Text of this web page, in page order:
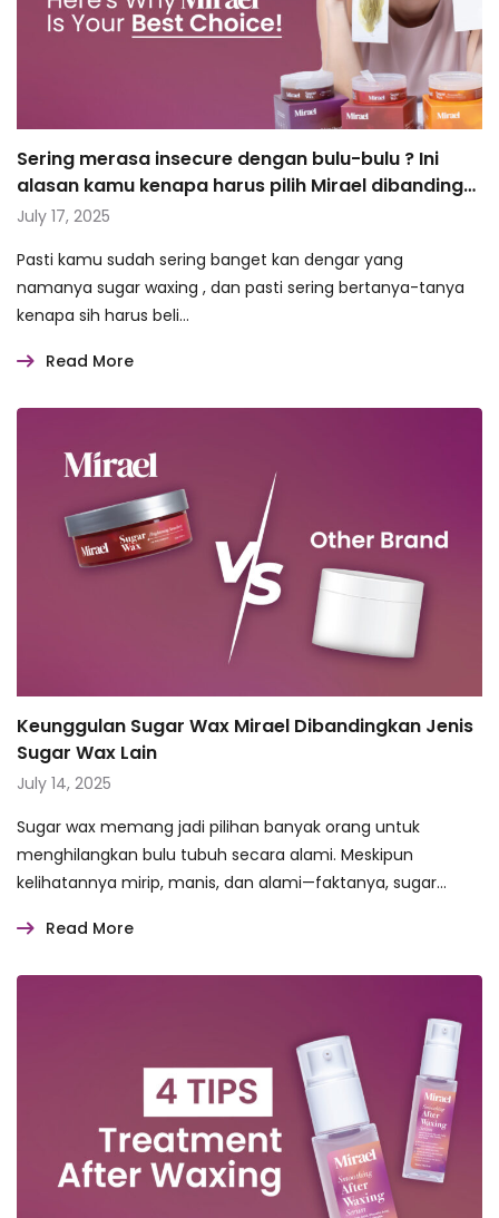
Sering merasa insecure dengan bulu-bulu ? Ini
alasan kamu kenapa harus pilih Mirael dibanding
produk lain
July 17, 2025
Pasti kamu sudah sering banget kan dengar yang
namanya sugar waxing , dan pasti sering bertanya-tanya
kenapa sih harus beli…
Read More
Keunggulan Sugar Wax Mirael Dibandingkan Jenis
Sugar Wax Lain
July 14, 2025
Sugar wax memang jadi pilihan banyak orang untuk
menghilangkan bulu tubuh secara alami. Meskipun
kelihatannya mirip, manis, dan alami—faktanya, sugar…
Read More